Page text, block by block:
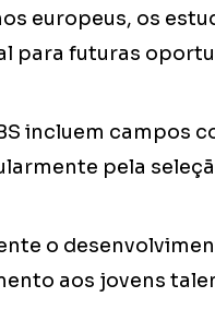
europeus, os
para futuras
incluem campos
pela
o
aos jovens